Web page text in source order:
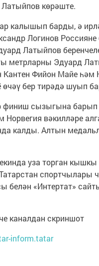
көрәште.
калышып барды, ә
Логинов Россияне
Латыйпов
метрларны Эдуард
Фийон Майе һәм
өчәү бер тирәдә шуып
финиш сызыгына барып
Норвегия вәкилләре
калды. Алтын
уза торган
белән «Интертат»
каналдан скриншот
inform.tatar